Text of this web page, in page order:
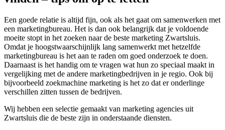
Een goede relatie is altijd fijn, ook als het gaat om samenwerken met
een marketingbureau. Het is dan ook belangrijk dat je voldoende
moeite stopt in het zoeken naar de beste marketing Zwartsluis.
Omdat je hoogstwaarschijnlijk lang samenwerkt met hetzelfde
marketingbureau is het aan te raden om goed onderzoek te doen.
Daarnaast is het handig om te vragen wat hun zo speciaal maakt in
vergelijking met de andere marketingbedrijven in je regio. Ook bij
bijvoorbeeld zoekmachine marketing is het zo dat er onderlinge
verschillen zitten tussen de bedrijven.
Wij hebben een selectie gemaakt van marketing agencies uit
Zwartsluis die de beste zijn in onderstaande diensten.